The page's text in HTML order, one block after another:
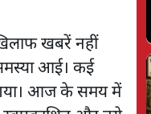
खबरें नहीं
आई। कई
गया। आज के समय में